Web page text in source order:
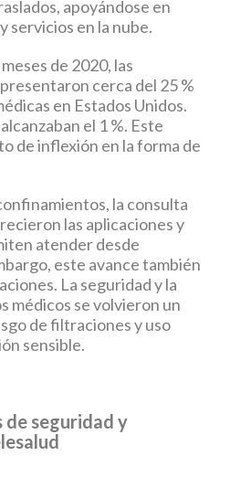
apoyándose en
servicios en la nube.
de 2020, las
cerca del 25 %
en Estados Unidos.
el 1 %. Este
de inflexión en la forma de
la consulta
las aplicaciones y
atender desde
este avance también
La seguridad y la
médicos se volvieron un
de filtraciones y uso
sensible.
de seguridad y